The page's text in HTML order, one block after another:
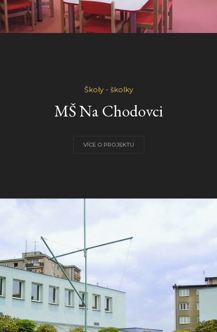
Školy - školky
MŠ Na Chodovci
VÍCE O PROJEKTU